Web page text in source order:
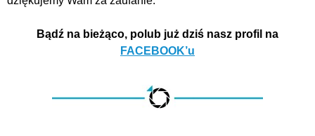
Bądź na bieżąco, polub już dziś nasz profil na
FACEBOOK’u